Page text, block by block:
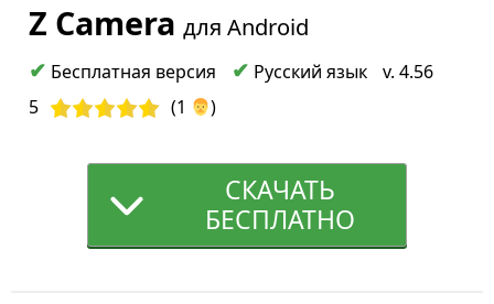
Z Camera для Android
✔ Бесплатная версия ✔ Русский язык v. 4.56
5
(1 )
СКАЧАТЬ
БЕСПЛАТНО